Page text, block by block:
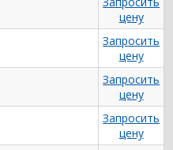
цену
Запросить
цену
Запросить
цену
Запросить
цену